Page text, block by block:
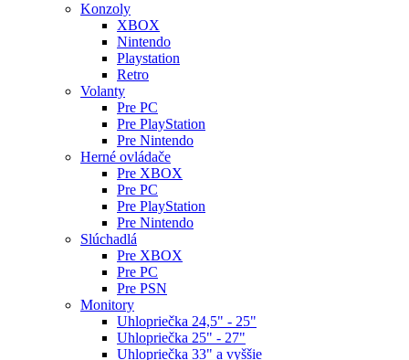
Konzoly
XBOX
Nintendo
Playstation
Retro
Volanty
Pre PC
Pre PlayStation
Pre Nintendo
Herné ovládače
Pre XBOX
Pre PC
Pre PlayStation
Pre Nintendo
Slúchadlá
Pre XBOX
Pre PC
Pre PSN
Monitory
Uhlopriečka 24,5" - 25"
Uhlopriečka 25" - 27"
Uhlopriečka 33" a vyššie